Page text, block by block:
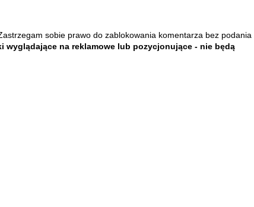
sobie prawo do zablokowania komentarza bez podania
wyglądające na reklamowe lub pozycjonujące - nie będą